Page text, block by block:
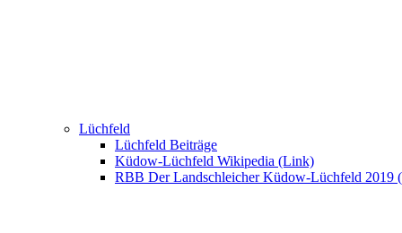
Lüchfeld
Lüchfeld Beiträge
Küdow-Lüchfeld Wikipedia (Link)
RBB Der Landschleicher Küdow-Lüchfeld 2019